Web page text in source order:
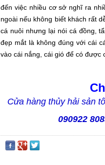
đến việc nhiều cơ sở nghĩ ra
ngoài nếu không biết khách rất
cá nuôi nhưng lại nói cá đồng,
đẹp mắt là không đúng với cái
vào cái nắng, cái gió để có được
Cửa hàng thủy hải sản
090922